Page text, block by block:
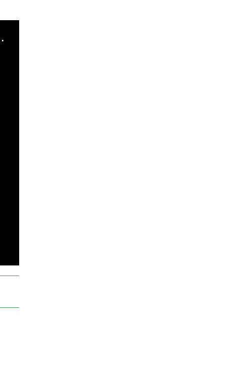
"Subrayado"